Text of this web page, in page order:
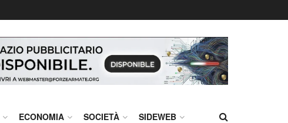
ECONOMIA SOCIETÀ SIDEWEB